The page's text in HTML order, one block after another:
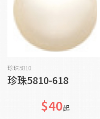
珍珠5810
珍珠5810-618
$40起